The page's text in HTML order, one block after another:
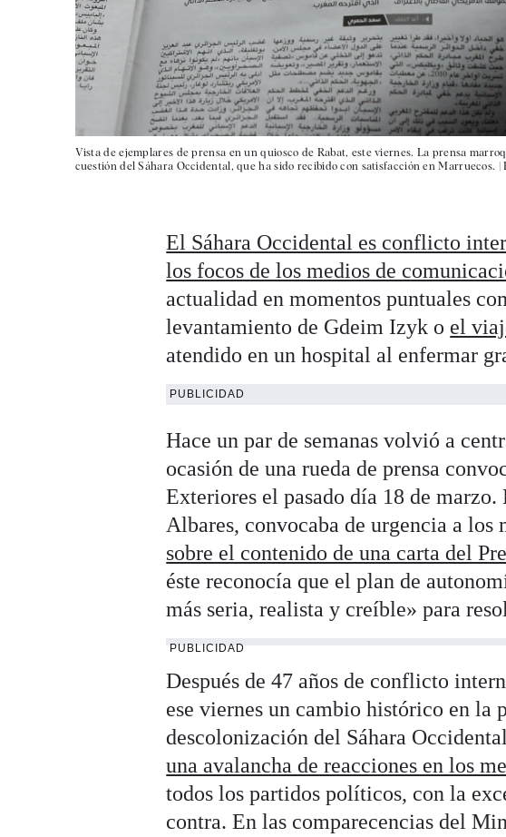
Vista de ejemplares de prensa en un quiosco de Rabat, este viernes. La prensa
cuestión del Sáhara Occidental, que ha sido recibido con satisfacción en Marruecos. |
El Sáhara Occidental es conflicto
los focos de los medios de
actualidad en momentos puntuales
levantamiento de Gdeim Izyk o el
atendido en un hospital al enfermar
PUBLICIDAD
Hace un par de semanas volvió a
ocasión de una rueda de prensa
Exteriores el pasado día 18 de
Albares, convocaba de urgencia a los
sobre el contenido de una carta del
éste reconocía que el plan de
más seria, realista y creíble» para
PUBLICIDAD
Después de 47 años de conflicto
ese viernes un cambio histórico en la
descolonización del Sáhara
una avalancha de reacciones en los
todos los partidos políticos, con la
contra. En las comparecencias del